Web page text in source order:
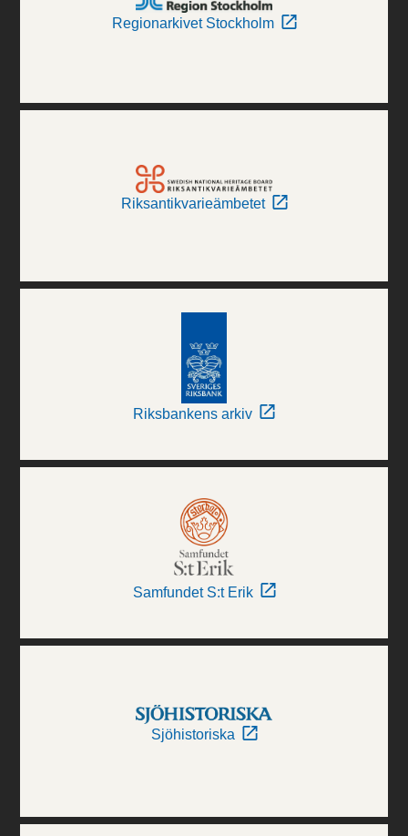
Regionarkivet Stockholm
Riksantikvarieämbetet
Riksbankens arkiv
Samfundet S:t Erik
Sjöhistoriska